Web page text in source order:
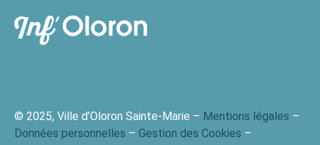
© 2025, Ville d’Oloron Sainte-Marie – Mentions légales –
Données personnelles – Gestion des Cookies –